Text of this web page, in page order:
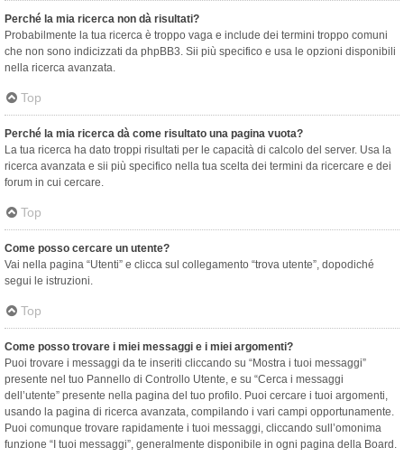
Perché la mia ricerca non dà risultati?
Probabilmente la tua ricerca è troppo vaga e include dei termini troppo comuni
che non sono indicizzati da phpBB3. Sii più specifico e usa le opzioni disponibili
nella ricerca avanzata.
Top
Perché la mia ricerca dà come risultato una pagina vuota?
La tua ricerca ha dato troppi risultati per le capacità di calcolo del server. Usa la
ricerca avanzata e sii più specifico nella tua scelta dei termini da ricercare e dei
forum in cui cercare.
Top
Come posso cercare un utente?
Vai nella pagina “Utenti” e clicca sul collegamento “trova utente”, dopodiché
segui le istruzioni.
Top
Come posso trovare i miei messaggi e i miei argomenti?
Puoi trovare i messaggi da te inseriti cliccando su “Mostra i tuoi messaggi”
presente nel tuo Pannello di Controllo Utente, e su “Cerca i messaggi
dell’utente” presente nella pagina del tuo profilo. Puoi cercare i tuoi argomenti,
usando la pagina di ricerca avanzata, compilando i vari campi opportunamente.
Puoi comunque trovare rapidamente i tuoi messaggi, cliccando sull’omonima
funzione “I tuoi messaggi”, generalmente disponibile in ogni pagina della Board.